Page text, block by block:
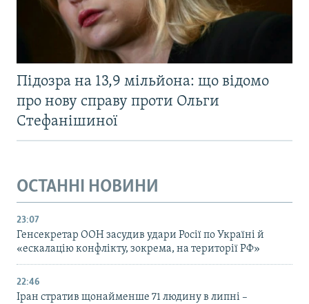
Підозра на 13,9 мільйона: що відомо
про нову справу проти Ольги
Стефанішиної
ОСТАННІ НОВИНИ
23:07
Генсекретар ООН засудив удари Росії по Україні й
«ескалацію конфлікту, зокрема, на території РФ»
22:46
Іран стратив щонайменше 71 людину в липні –